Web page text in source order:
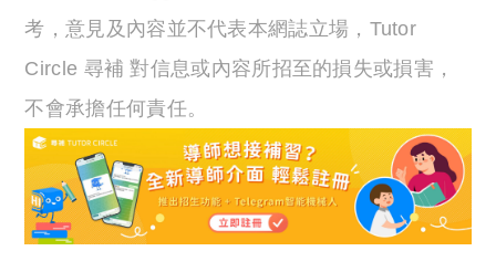
考，意見及內容並不代表本網誌立場，Tutor
Circle 尋補 對信息或內容所招至的損失或損害，
不會承擔任何責任。